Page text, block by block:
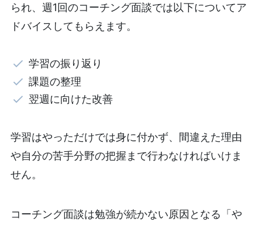
られ、週1回のコーチング面談では以下についてア
ドバイスしてもらえます。
学習の振り返り
課題の整理
翌週に向けた改善
学習はやっただけでは身に付かず、間違えた理由
や自分の苦手分野の把握まで行わなければいけま
せん。
コーチング面談は勉強が続かない原因となる「や